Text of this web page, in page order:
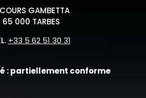
GAMBETTA
65 000 TARBES
+33 5 62 51 30 31
: partiellement conforme